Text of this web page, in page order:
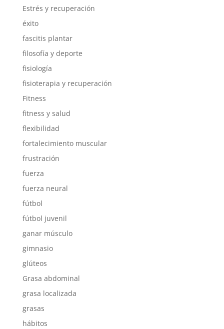
Estrés y recuperación
éxito
fascitis plantar
filosofía y deporte
fisiología
fisioterapia y recuperación
Fitness
fitness y salud
flexibilidad
fortalecimiento muscular
frustración
fuerza
fuerza neural
fútbol
fútbol juvenil
ganar músculo
gimnasio
glúteos
Grasa abdominal
grasa localizada
grasas
hábitos